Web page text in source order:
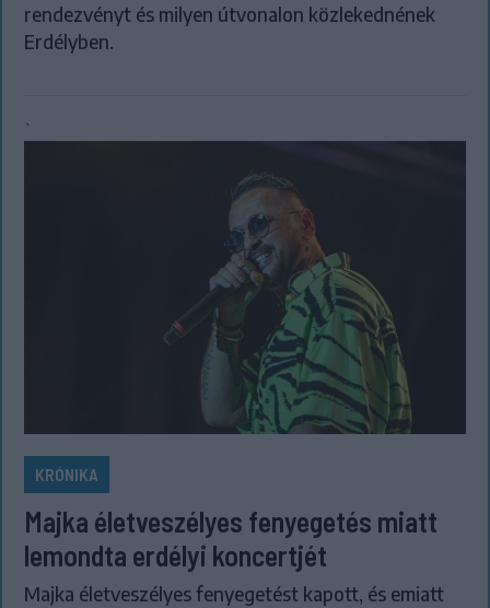
rendezvényt és milyen útvonalon közlekednének
Erdélyben.
`
KRÓNIKA
Majka életveszélyes fenyegetés miatt
lemondta erdélyi koncertjét
Majka életveszélyes fenyegetést kapott, és emiatt